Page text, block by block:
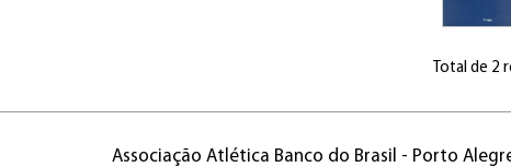
Total de 2
Associação Atlética Banco do Brasil - Porto